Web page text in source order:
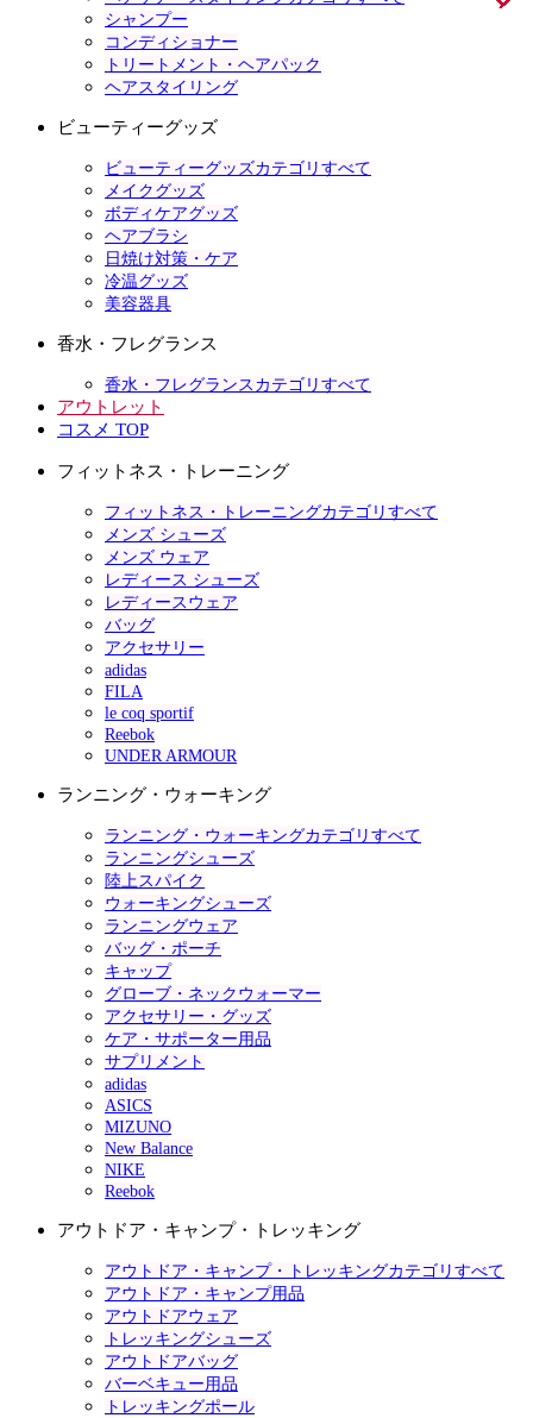
シャンプー
コンディショナー
トリートメント・ヘアパック
ヘアスタイリング
ビューティーグッズ
ビューティーグッズカテゴリすべて
メイクグッズ
ボディケアグッズ
ヘアブラシ
日焼け対策・ケア
冷温グッズ
美容器具
香水・フレグランス
香水・フレグランスカテゴリすべて
アウトレット
コスメ TOP
フィットネス・トレーニング
フィットネス・トレーニングカテゴリすべて
メンズ シューズ
メンズ ウェア
レディース シューズ
レディースウェア
バッグ
アクセサリー
adidas
FILA
le coq sportif
Reebok
UNDER ARMOUR
ランニング・ウォーキング
ランニング・ウォーキングカテゴリすべて
ランニングシューズ
陸上スパイク
ウォーキングシューズ
ランニングウェア
バッグ・ポーチ
キャップ
グローブ・ネックウォーマー
アクセサリー・グッズ
ケア・サポーター用品
サプリメント
adidas
ASICS
MIZUNO
New Balance
NIKE
Reebok
アウトドア・キャンプ・トレッキング
アウトドア・キャンプ・トレッキングカテゴリすべて
アウトドア・キャンプ用品
アウトドアウェア
トレッキングシューズ
アウトドアバッグ
バーベキュー用品
トレッキングポール